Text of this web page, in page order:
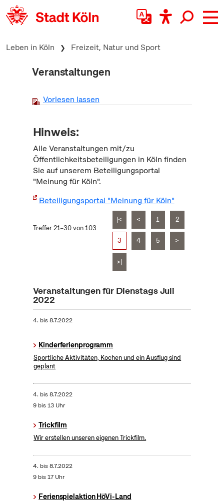
zum Inhalt springen
Leben in Köln Freizeit, Natur und Sport
Veranstaltungen
Vorlesen lassen
Hinweis:
Alle Veranstaltungen mit/zu
Öffentlichkeitsbeteiligungen in Köln finden
Sie auf unserem Beteiligungsportal
"Meinung für Köln".
Beteiligungsportal "Meinung für Köln"
Treffer 21–30 von 103
|< < 1 2
3 4 5 >
>|
Veranstaltungen für Dienstags Juli
2022
4. bis8.7.2022
Kinderferienprogramm
Sportliche Aktivitäten, Kochen und ein Ausflug sind
geplant
4. bis8.7.2022
9 bis 13 Uhr
Trickfilm
Wir erstellen unseren eigenen Trickfilm.
4. bis8.7.2022
9 bis 17 Uhr
Ferienspielaktion HöVi-Land